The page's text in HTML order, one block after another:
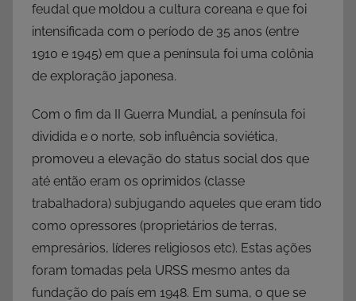
feudal que moldou a cultura coreana e que foi
intensificada com o período de 35 anos (entre
1910 e 1945) em que a península foi uma colônia
de exploração japonesa.
Com o fim da II Guerra Mundial, a península foi
dividida e o norte, sob influência soviética,
promoveu a elevação do status social dos que
até então eram os oprimidos (classe
trabalhadora) subjugando aqueles que eram tido
como opressores (proprietários de terras,
empresários, líderes religiosos etc). Estas ações
foram tomadas pela URSS mesmo antes da
fundação do país em 1948. Em suma, o que se